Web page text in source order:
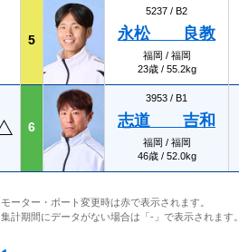
5
5237 / B2
永松 良教
福岡 / 福岡
23歳 / 55.2kg
6
3953 / B1
志道 吉和
福岡 / 福岡
46歳 / 52.0kg
モーター・ボート変更時は赤で表示されます。
集計期間にデータがない場合は「-」で表示されます。